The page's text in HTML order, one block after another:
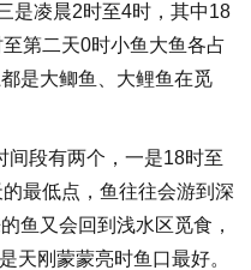
是凌晨2时至4时，其中18
第二天0时小鱼大鱼各占
是大鲫鱼、大鲤鱼在觅
间段有两个，一是18时至
最低点，鱼往往会游到深
鱼又会回到浅水区觅食，
天刚蒙蒙亮时鱼口最好。